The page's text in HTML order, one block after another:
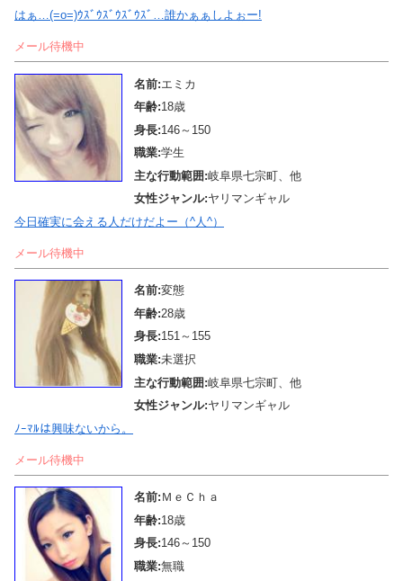
はぁ…(=o=)ｳｽﾞｳｽﾞｳｽﾞｳｽﾞ…誰かぁぁしよぉー!
メール待機中
名前:エミカ
年齢:18歳
身長:146～150
職業:学生
主な行動範囲:岐阜県七宗町、他
女性ジャンル:ヤリマンギャル
今日確実に会える人だけだよー（^人^）
メール待機中
名前:変態
年齢:28歳
身長:151～155
職業:未選択
主な行動範囲:岐阜県七宗町、他
女性ジャンル:ヤリマンギャル
ﾉｰﾏﾙは興味ないから。
メール待機中
名前: ＭｅＣｈａ
年齢:18歳
身長:146～150
職業:無職